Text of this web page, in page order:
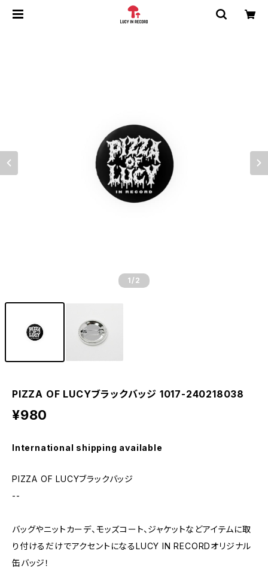
1 /2
PIZZA OF LUCYブラックバッジ 1017-240218038
¥980
International shipping available
PIZZA OF LUCYブラックバッジ
--
バッグやニットカーデ、モッズコート、ジャケットなどアイテムに取
り付けるだけでアクセントになるLUCY IN RECORDオリジナル
缶バッジ！